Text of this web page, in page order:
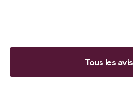
Tous les avis